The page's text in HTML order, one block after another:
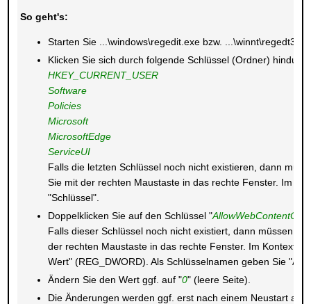
So geht's:
Starten Sie ...\windows\regedit.exe bzw.
Klicken Sie sich durch folgende Schlüssel (Ordner)
HKEY_CURRENT_USER
Software
Policies
Microsoft
MicrosoftEdge
ServiceUI
Falls die letzten Schlüssel noch nicht existieren, dann
Sie mit der rechten Maustaste in das rechte Fenster. Im
"Schlüssel".
Doppelklicken Sie auf den Schlüssel "
Falls dieser Schlüssel noch nicht existiert, dann müssen
der rechten Maustaste in das rechte Fenster. Im
Wert" (REG_DWORD). Als Schlüsselnamen geben Sie
Ändern Sie den Wert ggf. auf "0" (leere Seite).
Die Änderungen werden ggf. erst nach einem Neustart